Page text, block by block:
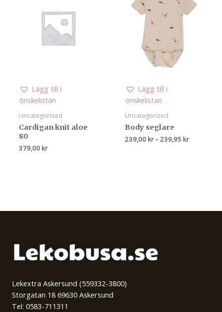
Lägg till i
önskelistan
Uncategorized
Cardigan knit aloe
80
379,00 kr
Lägg till i
önskelistan
Uncategorized
Body seglare
239,00 kr–239,95 kr
Lekextra Askersund (559332-3800)
Storgatan 18 69630 Askersund
Tel: 0583-711311